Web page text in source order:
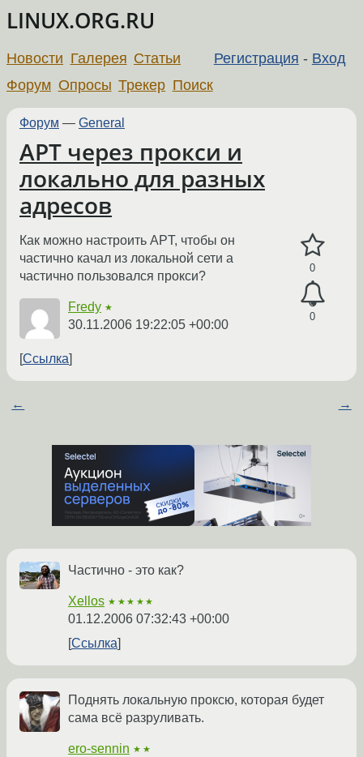
LINUX.ORG.RU
Регистрация - Вход
Новости Галерея Статьи
Форум Опросы Трекер Поиск
Форум — General
APT через прокси и
локально для разных
адресов
0
0
Как можно настроить APT, чтобы он
частично качал из локальной сети а
частично пользовался прокси?
Fredy ★
30.11.2006 19:22:05 +00:00
Ссылка
← →
Частично - это как?
Xellos ★★★★★
01.12.2006 07:32:43 +00:00
Ссылка
Поднять локальную проксю, которая будет
сама всё разруливать.
ero-sennin ★★